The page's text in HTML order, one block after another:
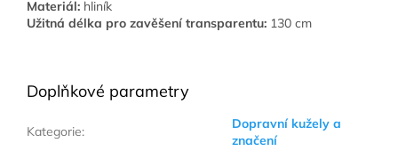
Materiál: hliník
Užitná délka pro zavěšení transparentu: 130 cm
Doplňkové parametry
Kategorie:
Dopravní kužely a
značení